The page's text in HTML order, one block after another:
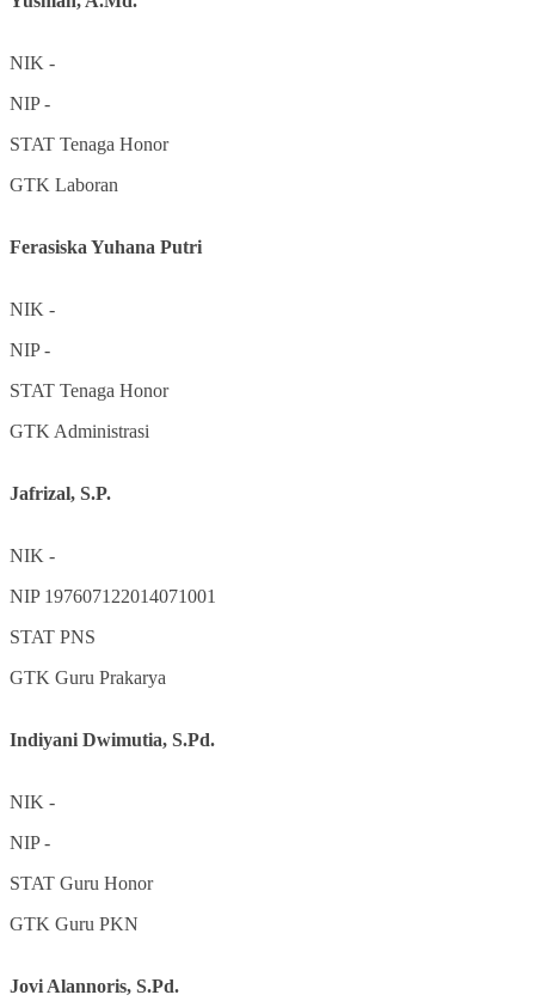
NIK -
NIP-
STAT Tenaga Honor
GTK Laboran
Ferasiska Yuhana Putri
NIK -
NIP-
STAT Tenaga Honor
GTK Administrasi
Jafrizal, S.P.
NIK -
NIP 197607122014071001
STAT PNS
GTK Guru Prakarya
Indiyani Dwimutia, S.Pd.
NIK -
NIP-
STAT Guru Honor
GTK Guru PKN
Jovi Alannoris, S.Pd.